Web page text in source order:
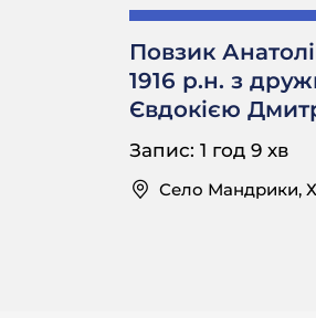
Повзик
1916 р.н. з
Євдокією
Запис: 1 год 9 хв
Село Мандрики,